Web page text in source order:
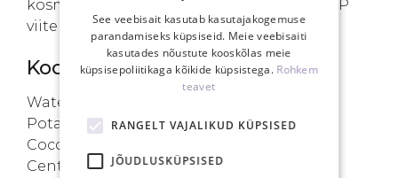
kosmeetikatoodete teavitusportaalis CPNP
viitenumbriga 2502301.
Koostis
Water, Sodium Methyl Cocoyl Taurate,
Potassium Cocoyl Glycinate, Disodium
Cocoamphodiacetate, Sodium Chloride,
Centella Asiatica Extract, Polygonum
See veebisait kasutab kasutajakogemuse
parandamiseks küpsiseid. Meie veebisaiti
kasutades nõustute kooskõlas meie
küpsisepoliitikaga kõikide küpsistega. Rohkem
teavet
RANGELT VAJALIKUD KÜPSISED
JÕUDLUSKÜPSISED